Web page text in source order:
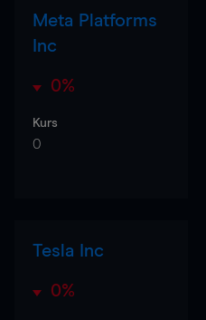
Meta Platforms
Inc
0%
Kurs
0
Tesla Inc
0%